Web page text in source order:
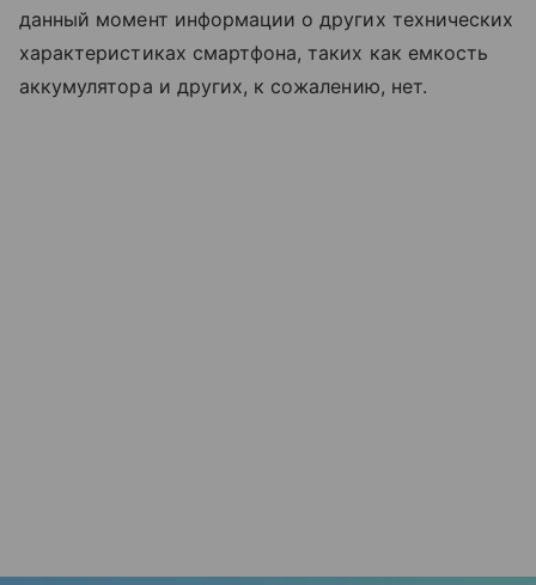
данный момент информации о других технических
характеристиках смартфона, таких как емкость
аккумулятора и других, к сожалению, нет.